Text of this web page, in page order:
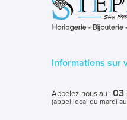
Informations sur
Appelez-nous au : 03
(appel local du mardi